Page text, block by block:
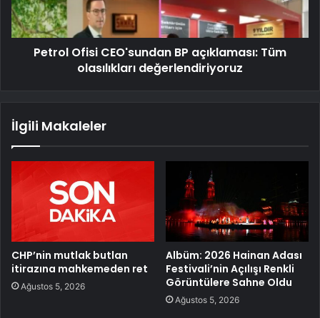
Petrol Ofisi CEO'sundan BP açıklaması: Tüm
olasılıkları değerlendiriyoruz
İlgili Makaleler
CHP’nin mutlak butlan
itirazına mahkemeden ret
Ağustos 5, 2026
Albüm: 2026 Hainan Adası
Festivali’nin Açılışı Renkli
Görüntülere Sahne Oldu
Ağustos 5, 2026